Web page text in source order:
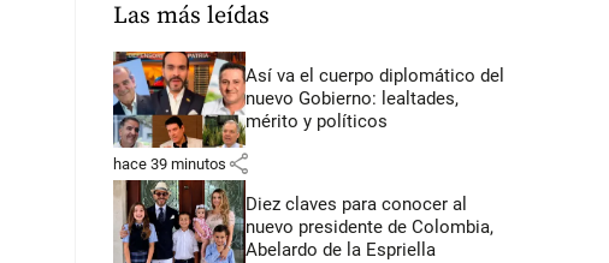
Las más leídas
Así va el cuerpo diplomático del
nuevo Gobierno: lealtades,
mérito y políticos
hace 39 minutos share
Diez claves para conocer al
nuevo presidente de Colombia,
Abelardo de la Espriella